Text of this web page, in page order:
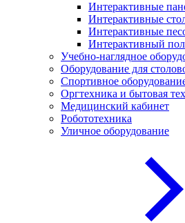
Интерактивные
Интерактивные
Интерактивные
Интерактивный пол
Учебно-наглядное
Оборудование для
Спортивное
Оргтехника и бытовая
Медицинский кабинет
Робототехника
Уличное оборудование